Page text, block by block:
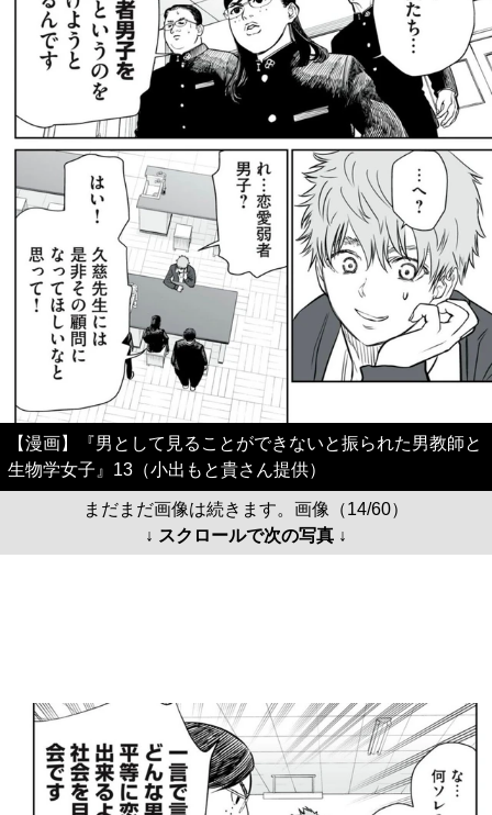
【漫画】『男として見ることができないと振られた男教師と
生物学女子』13（小出もと貴さん提供）
まだまだ画像は続きます。画像（14/60）
↓ スクロールで次の写真 ↓